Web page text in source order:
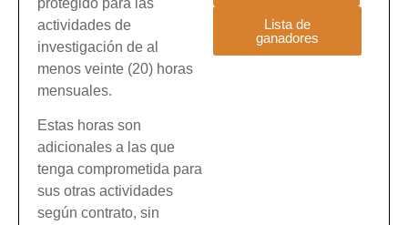
actividades de
investigación de al
menos veinte (20) horas
mensuales.
Estas horas son
adicionales a las que
tenga comprometida para
sus otras actividades
según contrato, sin
Lista de
ganadores